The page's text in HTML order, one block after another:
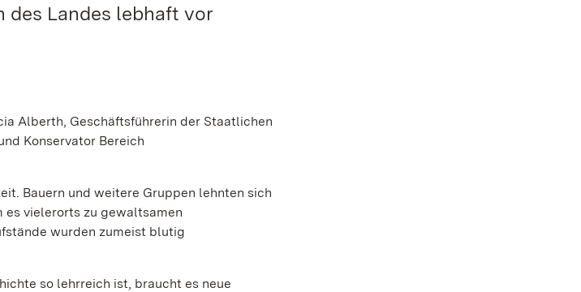
Landes lebhaft vor
Alberth, Geschäftsführerin der Staatlichen
Konservator Bereich
Bauern und weitere Gruppen lehnten sich
es vielerorts zu gewaltsamen
wurden zumeist blutig
so lehrreich ist, braucht es neue